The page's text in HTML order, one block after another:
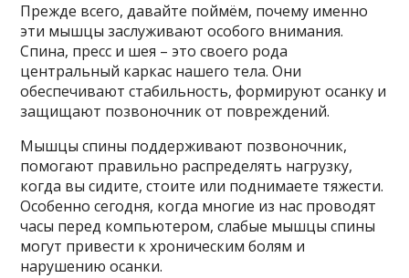
Прежде всего, давайте поймём, почему именно
эти мышцы заслуживают особого внимания.
Спина, пресс и шея – это своего рода
центральный каркас нашего тела. Они
обеспечивают стабильность, формируют осанку и
защищают позвоночник от повреждений.
Мышцы спины поддерживают позвоночник,
помогают правильно распределять нагрузку,
когда вы сидите, стоите или поднимаете тяжести.
Особенно сегодня, когда многие из нас проводят
часы перед компьютером, слабые мышцы спины
могут привести к хроническим болям и
нарушению осанки.